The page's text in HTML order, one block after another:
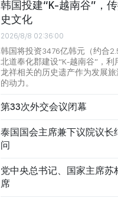
韩国投建“K-越南谷”，
史文化
2026/8/8 02:36:00
韩国将投资3476亿韩元（约合
北道奉化郡建设“K-越南谷”，
龙祥相关的历史遗产作为发展
的动力。
第33次外交会议闭幕
泰国国会主席兼下议院议长
问
党中央总书记、国家主席苏
席